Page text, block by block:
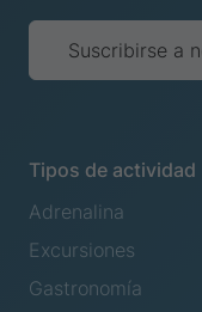
Suscribirse a
Tipos de actividad
Adrenalina
Excursiones
Gastronomía